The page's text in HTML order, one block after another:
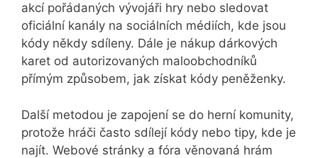
akcí pořádaných vývojáři hry nebo sledovat
oficiální kanály na sociálních médiích, kde jsou
kódy někdy sdíleny. Dále je nákup dárkových
karet od autorizovaných maloobchodníků
přímým způsobem, jak získat kódy peněženky.
Další metodou je zapojení se do herní komunity,
protože hráči často sdílejí kódy nebo tipy, kde je
najít. Webové stránky a fóra věnovaná hrám